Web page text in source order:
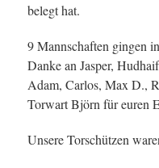
belegt hat.
9 Mannschaften gingen
Danke an Jasper,
Adam, Carlos, Max D.,
Torwart Björn für euren
Unsere Torschützen